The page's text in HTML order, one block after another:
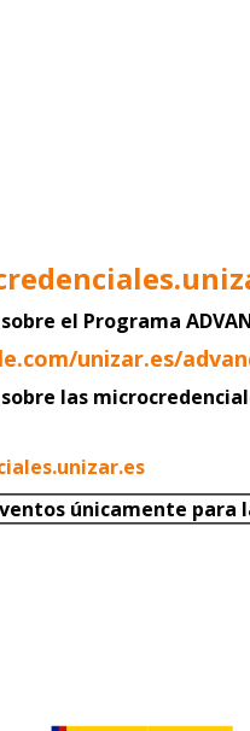
el Programa
unizar.es/
las
únicamente para